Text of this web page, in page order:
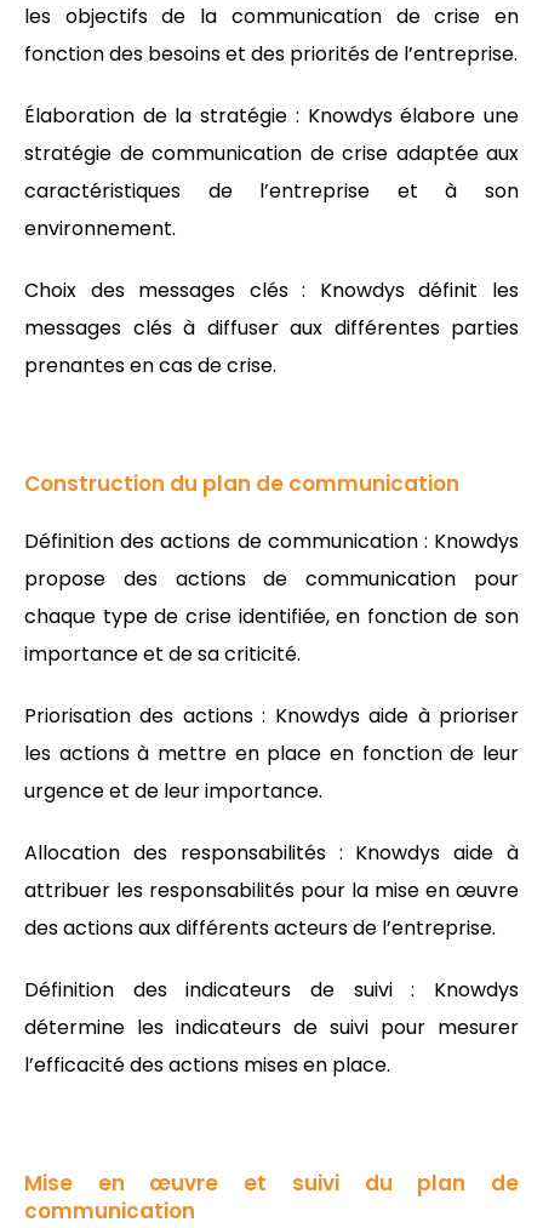
les objectifs de la communication de crise en
fonction des besoins et des priorités de l’entreprise.
Élaboration de la stratégie : Knowdys élabore une
stratégie de communication de crise adaptée aux
caractéristiques de l’entreprise et à son
environnement.
Choix des messages clés : Knowdys définit les
messages clés à diffuser aux différentes parties
prenantes en cas de crise.
Construction du plan de communication
Définition des actions de communication : Knowdys
propose des actions de communication pour
chaque type de crise identifiée, en fonction de son
importance et de sa criticité.
Priorisation des actions : Knowdys aide à prioriser
les actions à mettre en place en fonction de leur
urgence et de leur importance.
Allocation des responsabilités : Knowdys aide à
attribuer les responsabilités pour la mise en œuvre
des actions aux différents acteurs de l’entreprise.
Définition des indicateurs de suivi : Knowdys
détermine les indicateurs de suivi pour mesurer
l’efficacité des actions mises en place.
Mise en œuvre et suivi du plan de
communication